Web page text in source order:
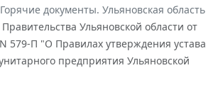
Горячие документы. Ульяновская область
Ульяновской области от
579-П "О Правилах утверждения устава
предприятия Ульяновской